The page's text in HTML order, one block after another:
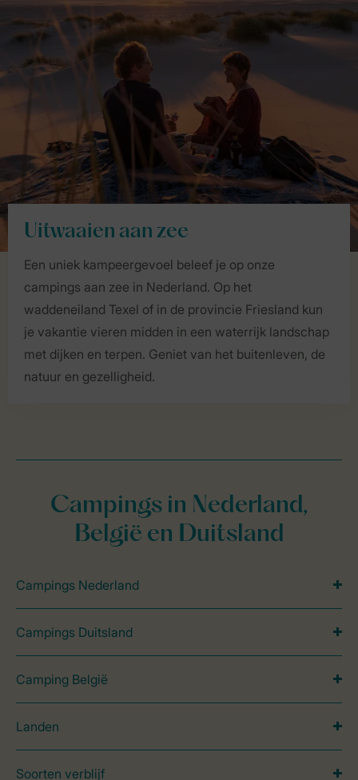
Uitwaaien aan zee
Een uniek kampeergevoel beleef je op onze
campings aan zee in Nederland. Op het
waddeneiland Texel of in de provincie Friesland kun
je vakantie vieren midden in een waterrijk landschap
met dijken en terpen. Geniet van het buitenleven, de
natuur en gezelligheid.
Campings in Nederland,
België en Duitsland
Campings Nederland
Campings Duitsland
Camping België
Landen
Soorten verblijf